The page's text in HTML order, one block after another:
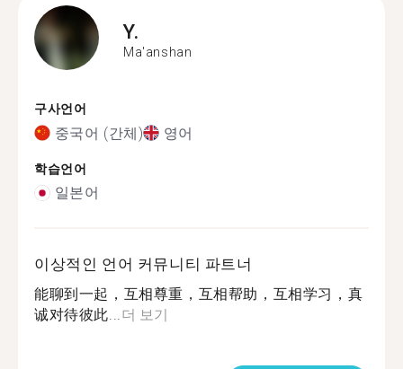
Y.
Ma'anshan
구사언어
중국어 (간체) 영어
학습언어
일본어
이상적인 언어 커뮤니티 파트너
能聊到一起，互相尊重，互相帮助，互相学习，真
诚对待彼此...더 보기